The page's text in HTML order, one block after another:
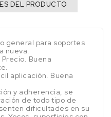
DEL PRODUCTO
general para soportes
nueva.
Buena
aplicación. Buena
y adherencia, se
de todo tipo de
dificultades en su